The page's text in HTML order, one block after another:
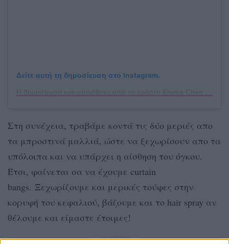
Δείτε αυτή τη δημοσίευση στο Instagram.
Στη συνέχεια, τραβάμε κοντά τις δύο μεριές απο
τα μπροστινά μαλλιά, ώστε να ξεχωρίσουν απο τα
υπόλοιπα και να υπάρχει η αίσθηση του όγκου.
Έτσι, φαίνεται σα να έχουμε curtain
bangs. Ξεχωρίζουμε και μερικές τούφες στην
κορυφή του κεφαλιού, βάζουμε και το hair spray αν
θέλουμε και είμαστε έτοιμες!
ΔΙΑΦΗΜΙΣΗ